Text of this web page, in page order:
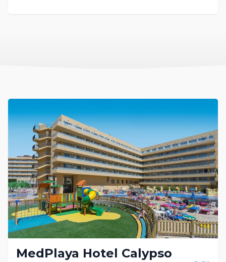
MedPlaya Hotel Calypso